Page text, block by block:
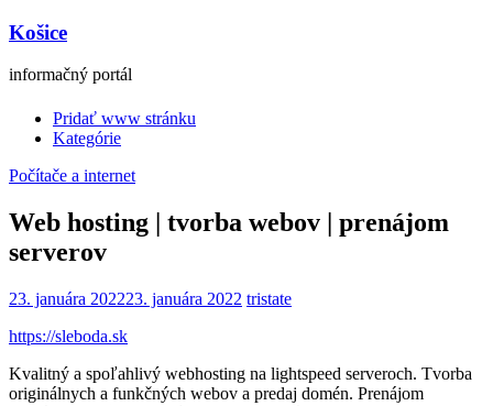
Košice
informačný portál
Pridať www stránku
Kategórie
Počítače a internet
Web hosting | tvorba webov | prenájom
serverov
23. januára 202223. januára 2022 tristate
https://sleboda.sk
Kvalitný a spoľahlivý webhosting na lightspeed serveroch. Tvorba
originálnych a funkčných webov a predaj domén. Prenájom